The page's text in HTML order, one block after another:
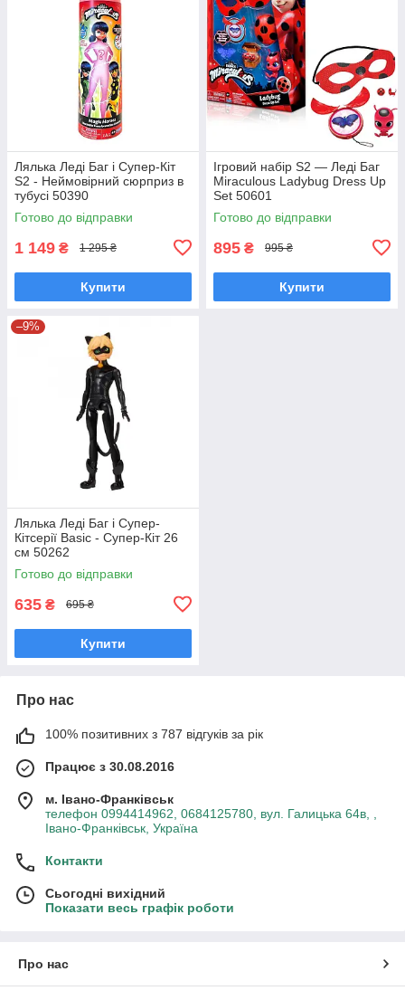
Лялька Леді Баг і Супер-Кіт
S2 - Неймовірний сюрприз в
тубусі 50390
Готово до відправки
1 149 ₴ 1 295 ₴
Купити
Ігровий набір S2 — Леді Баг
Miraculous Ladybug Dress Up
Set 50601
Готово до відправки
895 ₴ 995 ₴
Купити
–9%
Лялька Леді Баг і Супер-
Кітсерії Basic - Супер-Кіт 26
см 50262
Готово до відправки
635 ₴ 695 ₴
Купити
Про нас
100% позитивних з 787 відгуків за рік
Працює з 30.08.2016
м. Івано-Франківськ
телефон 0994414962, 0684125780, вул. Галицька 64в, ,
Івано-Франківськ, Україна
Контакти
Сьогодні вихідний
Показати весь графік роботи
Про нас